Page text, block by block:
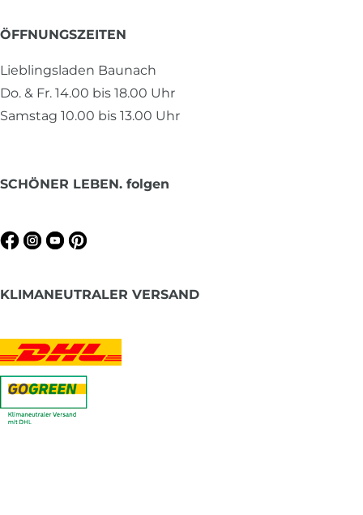
ÖFFNUNGSZEITEN
Lieblingsladen Baunach
Do. & Fr. 14.00 bis 18.00 Uhr
Samstag 10.00 bis 13.00 Uhr
SCHÖNER LEBEN. folgen
KLIMANEUTRALER VERSAND